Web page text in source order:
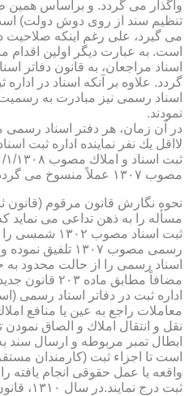
واگذار می گردد. و براساس همین
تنظیم سند از روی دوش دولت)
می گیرد، علی رغم اینكه صلاحیت
است. به عبارت دیگر اولین
گردد. علاوه بر آنكه اسناد در
اسناد رسمی نیز مبادرت به
نمودند.
در آن زمان، هر دفتر اسناد
لااقل یك نفر نماینده اداره ثبت
مصوب ۱۳۰۷ عملاً منسوخ می گردد .
مسأله را به ذهن تداعی می نماید
ثبت اسناد
رسمی مصوب ۱۳۰۷
اسناد رسمی را از حالت محدود به
مضافاً مطابق
اداره ثبت در دفاتر اسناد رسمی
معاملات راجع به عین یا منافع
نقل و انتقال املاك و الصاق نمودن
ابطال تمبر مربوطه و ارسال سند
است تا اجزاء ثبت (كارمندان
واقعه یا عمل حقوقی انجام یافته
ثبت درج